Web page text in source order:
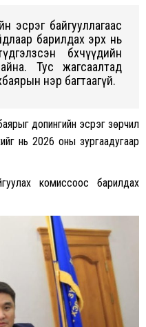
эсрэг байгууллагаас
барилдах эрх нь
бөхчүүдийн
Тус жагсаалтад
нэр багтаагүй.
допингийн эсрэг зөрчил
нь 2026 оны зургаадугаар
комиссоос барилдах